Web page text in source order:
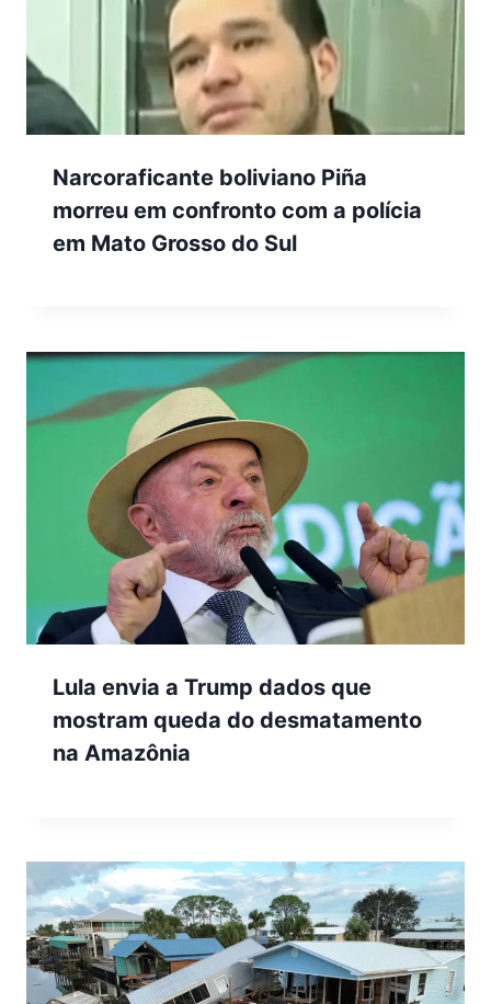
Narcoraficante boliviano Piña
morreu em confronto com a polícia
em Mato Grosso do Sul
Lula envia a Trump dados que
mostram queda do desmatamento
na Amazônia